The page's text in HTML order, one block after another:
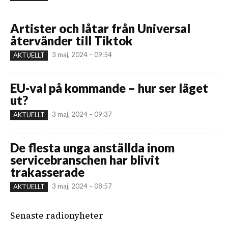
Artister och låtar från Universal
återvänder till Tiktok
AKTUELLT 3 maj, 2024 – 09:54
EU-val på kommande – hur ser läget
ut?
AKTUELLT 3 maj, 2024 – 09:37
De flesta unga anställda inom
servicebranschen har blivit
trakasserade
AKTUELLT 3 maj, 2024 – 08:57
Senaste radionyheter